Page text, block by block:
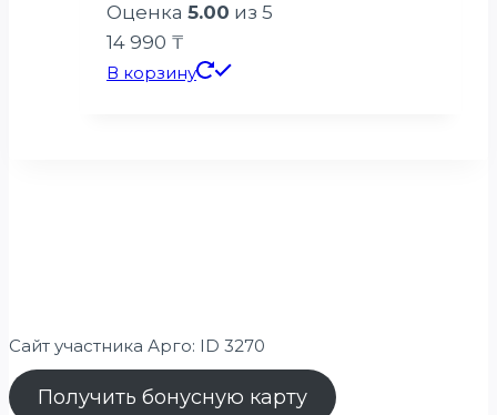
Оценка 5.00 из 5
14 990 ₸
В корзину
Сайт участника Арго: ID 3270
Получить бонусную карту